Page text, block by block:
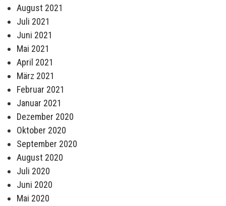
August 2021
Juli 2021
Juni 2021
Mai 2021
April 2021
März 2021
Februar 2021
Januar 2021
Dezember 2020
Oktober 2020
September 2020
August 2020
Juli 2020
Juni 2020
Mai 2020